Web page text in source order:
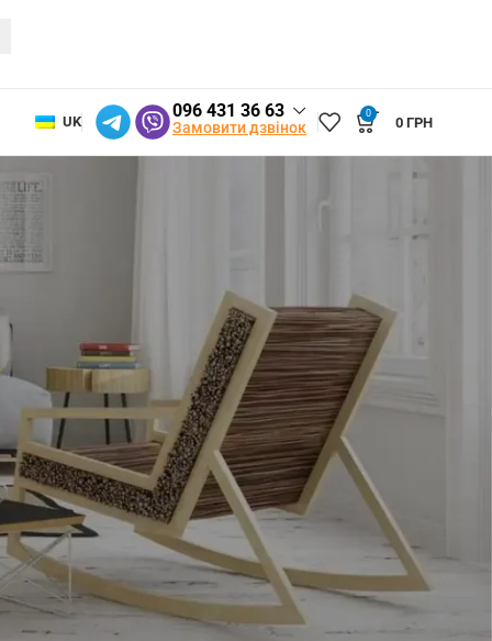
UK
096 431 36 63
Замовити дзвінок
0
0 ГРН
Пошук
Недавні записи
Догляд за москітними сітками: як
подовжити термін служби вашого захисту
Установка москітної сітки своїми руками:
покрокова інструкція від монтажника
Як вибрати москітну сітку для дому: повний
гід від майстра
Москітні сітки для альтанок і веранд: як